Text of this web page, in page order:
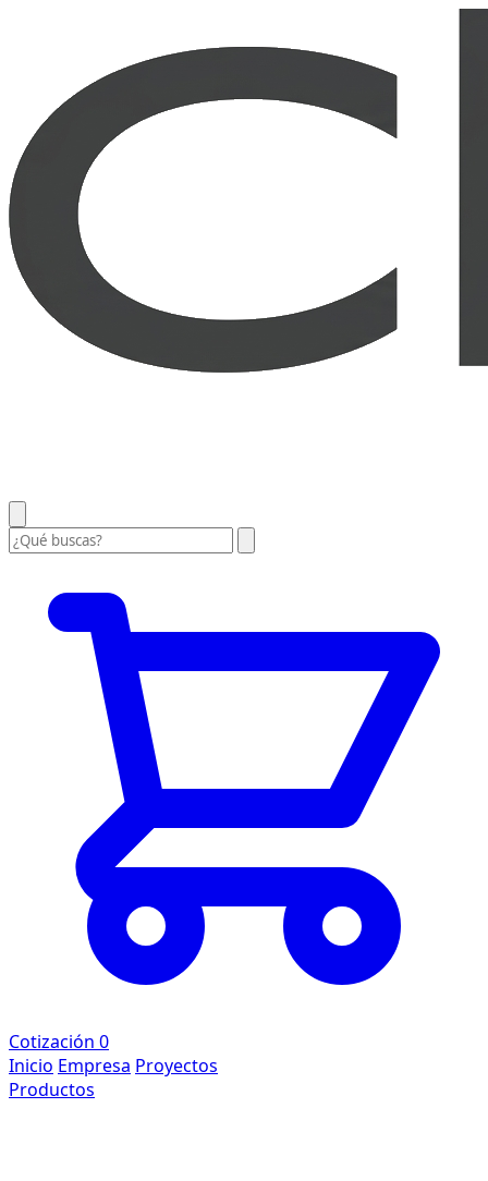
Cotización 0
Inicio Empresa Proyectos
Productos